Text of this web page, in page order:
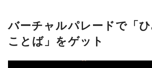
バーチャルパレードで「
ことば」をゲット